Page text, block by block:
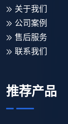
关于我们
公司案例
售后服务
联系我们
推荐产品